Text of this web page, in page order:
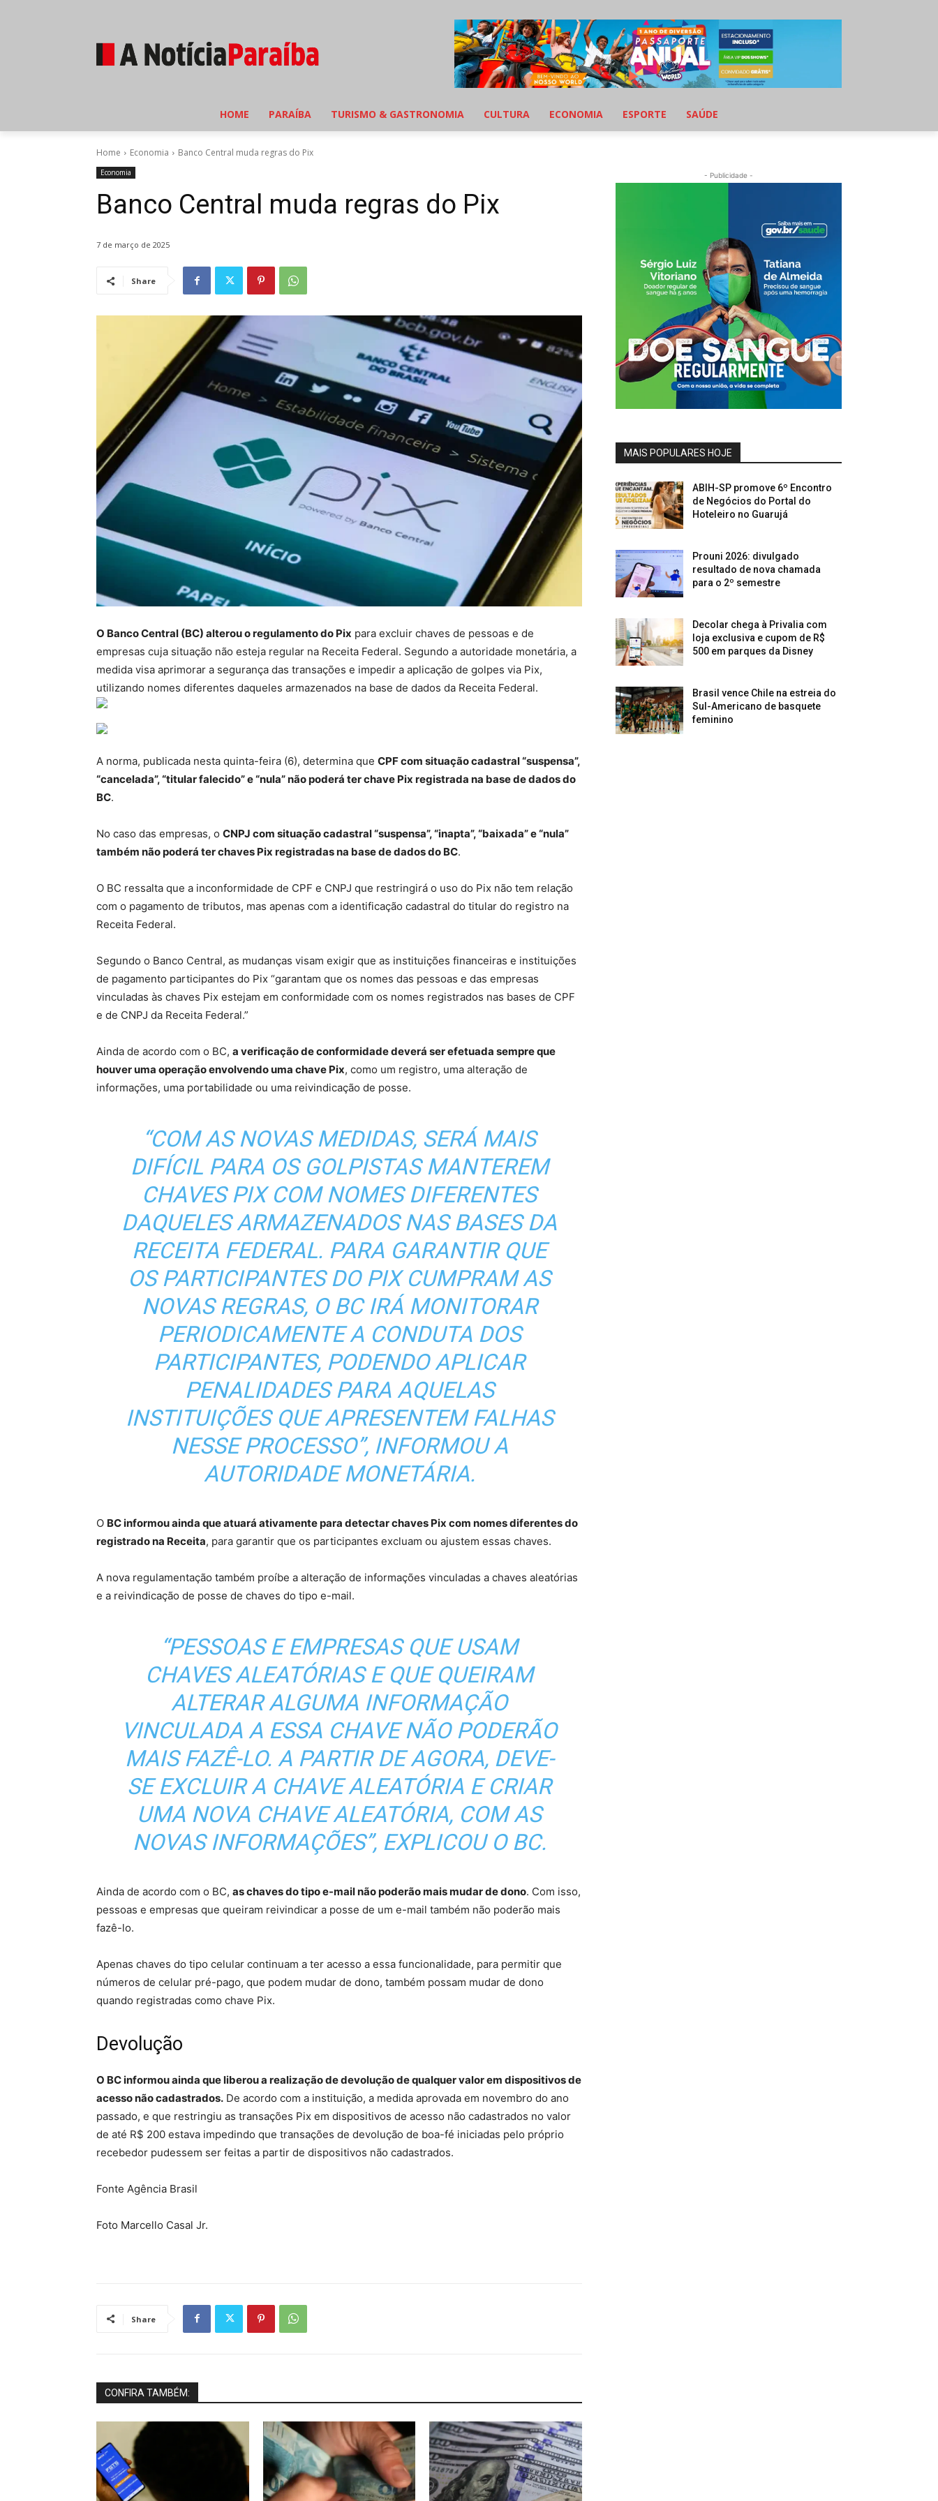
HOME PARAÍBA TURISMO & GASTRONOMIA CULTURA ECONOMIA ESPORTE SAÚDE
Home Economia Banco Central muda regras do Pix
Economia
Banco Central muda regras do Pix
7 de março de 2025
Share
O Banco Central (BC) alterou o regulamento do Pix para excluir chaves de pessoas e de
empresas cuja situação não esteja regular na Receita Federal. Segundo a autoridade monetária, a
medida visa aprimorar a segurança das transações e impedir a aplicação de golpes via Pix,
utilizando nomes diferentes daqueles armazenados na base de dados da Receita Federal.
A norma, publicada nesta quinta-feira (6), determina que CPF com situação cadastral “suspensa”,
“cancelada”, “titular falecido” e “nula” não poderá ter chave Pix registrada na base de dados do
BC.
No caso das empresas, o CNPJ com situação cadastral “suspensa”, “inapta”, “baixada” e “nula”
também não poderá ter chaves Pix registradas na base de dados do BC.
O BC ressalta que a inconformidade de CPF e CNPJ que restringirá o uso do Pix não tem relação
com o pagamento de tributos, mas apenas com a identificação cadastral do titular do registro na
Receita Federal.
Segundo o Banco Central, as mudanças visam exigir que as instituições financeiras e instituições
de pagamento participantes do Pix “garantam que os nomes das pessoas e das empresas
vinculadas às chaves Pix estejam em conformidade com os nomes registrados nas bases de CPF
e de CNPJ da Receita Federal.”
Ainda de acordo com o BC, a verificação de conformidade deverá ser efetuada sempre que
houver uma operação envolvendo uma chave Pix, como um registro, uma alteração de
informações, uma portabilidade ou uma reivindicação de posse.
“COM AS NOVAS MEDIDAS, SERÁ MAIS
DIFÍCIL PARA OS GOLPISTAS MANTEREM
CHAVES PIX COM NOMES DIFERENTES
DAQUELES ARMAZENADOS NAS BASES DA
RECEITA FEDERAL. PARA GARANTIR QUE
OS PARTICIPANTES DO PIX CUMPRAM AS
NOVAS REGRAS, O BC IRÁ MONITORAR
PERIODICAMENTE A CONDUTA DOS
PARTICIPANTES, PODENDO APLICAR
PENALIDADES PARA AQUELAS
INSTITUIÇÕES QUE APRESENTEM FALHAS
NESSE PROCESSO”, INFORMOU A
AUTORIDADE MONETÁRIA.
O BC informou ainda que atuará ativamente para detectar chaves Pix com nomes diferentes do
registrado na Receita, para garantir que os participantes excluam ou ajustem essas chaves.
A nova regulamentação também proíbe a alteração de informações vinculadas a chaves aleatórias
e a reivindicação de posse de chaves do tipo e-mail.
“PESSOAS E EMPRESAS QUE USAM
CHAVES ALEATÓRIAS E QUE QUEIRAM
ALTERAR ALGUMA INFORMAÇÃO
VINCULADA A ESSA CHAVE NÃO PODERÃO
MAIS FAZÊ-LO. A PARTIR DE AGORA, DEVE-
SE EXCLUIR A CHAVE ALEATÓRIA E CRIAR
UMA NOVA CHAVE ALEATÓRIA, COM AS
NOVAS INFORMAÇÕES”, EXPLICOU O BC.
Ainda de acordo com o BC, as chaves do tipo e-mail não poderão mais mudar de dono. Com isso,
pessoas e empresas que queiram reivindicar a posse de um e-mail também não poderão mais
fazê-lo.
Apenas chaves do tipo celular continuam a ter acesso a essa funcionalidade, para permitir que
números de celular pré-pago, que podem mudar de dono, também possam mudar de dono
quando registradas como chave Pix.
Devolução
O BC informou ainda que liberou a realização de devolução de qualquer valor em dispositivos de
acesso não cadastrados. De acordo com a instituição, a medida aprovada em novembro do ano
passado, e que restringiu as transações Pix em dispositivos de acesso não cadastrados no valor
de até R$ 200 estava impedindo que transações de devolução de boa-fé iniciadas pelo próprio
recebedor pudessem ser feitas a partir de dispositivos não cadastrados.
Fonte Agência Brasil
Foto Marcello Casal Jr.
Share
CONFIRA TAMBÉM:
- Publicidade -
MAIS POPULARES HOJE
ABIH-SP promove 6º Encontro
de Negócios do Portal do
Hoteleiro no Guarujá
Prouni 2026: divulgado
resultado de nova chamada
para o 2º semestre
Decolar chega à Privalia com
loja exclusiva e cupom de R$
500 em parques da Disney
Brasil vence Chile na estreia do
Sul-Americano de basquete
feminino